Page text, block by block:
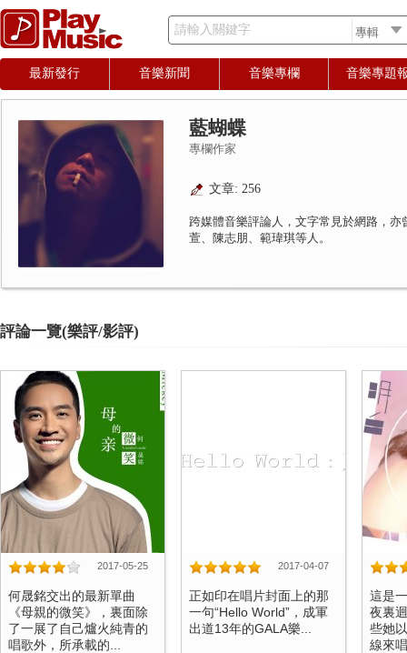
請輸入關鍵字
最新發行 音樂新聞 音樂專欄 音樂專題
藍蝴蝶
專欄作家
文章: 256
跨媒體音樂評論人，文字常見於網路，
萱、陳志朋、範瑋琪等人。
評論一覽(樂評/影評)
2017-05-25
何晟銘交出的最新單曲
《母親的微笑》，裏面除
了一展了自己爐火純青的
唱歌外，所承載的...
2017-04-07
正如印在唱片封面上的那
一句“Hello World”，成軍
出道13年的GALA樂...
這是
夜裏
些她
線來